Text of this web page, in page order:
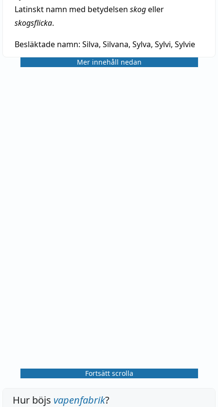
Latinskt namn med betydelsen skogeller
skogsflicka.
Besläktade namn: Silva, Silvana, Sylva, Sylvi, Sylvie
Mer innehåll nedan
Fortsätt scrolla
Hur böjs vapenfabrik?